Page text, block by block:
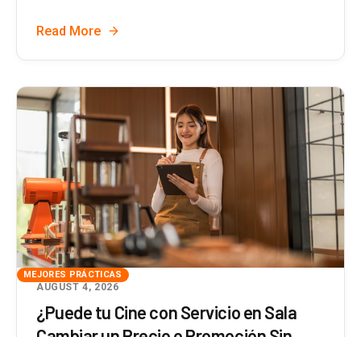
Read More
MEJORES PRÁCTICAS
AUGUST 4, 2026
¿Puede tu Cine con Servicio en Sala